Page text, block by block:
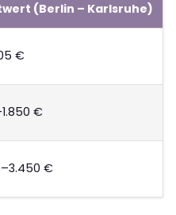
(Berlin – Karlsruhe)
€
€
€